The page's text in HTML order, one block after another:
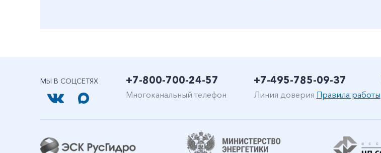
МЫ В СОЦСЕТЯХ +7-800-700-24-57
Многоканальный телефон
+7-495-785-09-37
Линия доверия Правила работы